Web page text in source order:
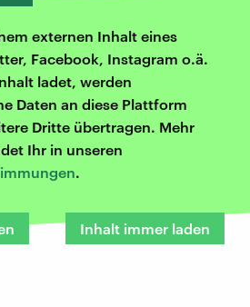
externen Inhalt eines
Facebook, Instagram o.ä.
ladet, werden
Daten an diese Plattform
Dritte übertragen. Mehr
Ihr in unseren
.
Inhalt immer laden